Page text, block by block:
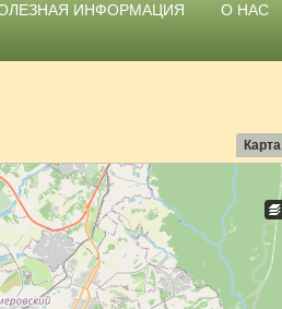
ИНФОРМАЦИЯ
О НАС
Карта